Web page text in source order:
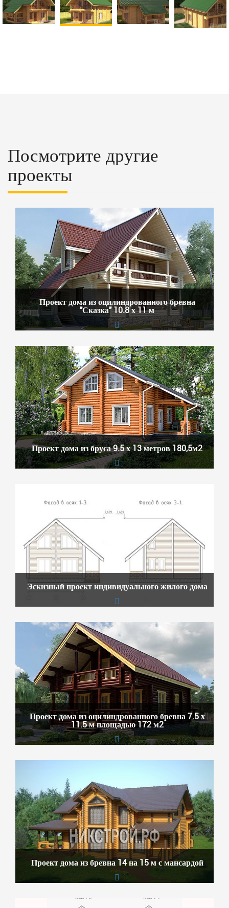
Посмотрите другие
проекты
Проект дома из оцилиндрованного бревна
"Сказка" 10.8 х 11 м
Проект дома из бруса 9.5 х 13 метров 180,5м2
Эскизный проект индивидуального жилого дома
Проект дома из оцилиндрованного бревна 7.5 х
11.5 м площадью 172 м2
Проект дома из бревна 14 на 15 м с мансардой